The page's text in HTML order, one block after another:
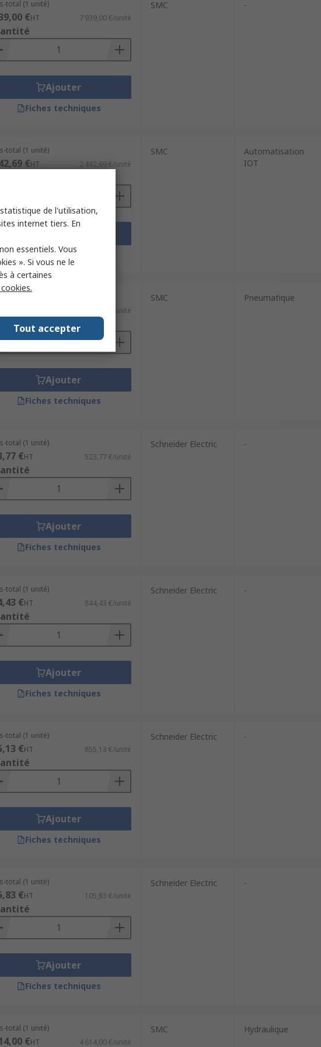
total (1 unité)
€HT 7 939,00 €/unité
Ajouter
Fiches techniques
SMC -
total (1 unité)
€HT 2 442,69 €/unité
Fiches techniques
SMC
Automatisation
IOT
10 086,00 €/unité
Ajouter
Fiches techniques
SMC Pneumatique
total (1 unité)
€HT 523,77 €/unité
Ajouter
Fiches techniques
Schneider Electric -
total (1 unité)
€HT 844,43 €/unité
Ajouter
Fiches techniques
Schneider Electric -
total (1 unité)
€HT 855,13 €/unité
Ajouter
Fiches techniques
Schneider Electric -
total (1 unité)
€HT 105,83 €/unité
Ajouter
Fiches techniques
Schneider Electric -
total (1 unité)
€HT 4 614,00 €/unité
SMC Hydraulique
de l'utilisation,
internet tiers. En
essentiels. Vous
». Si vous ne le
à certaines
Tout accepter